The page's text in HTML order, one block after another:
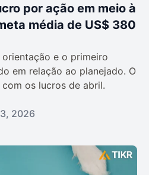
por ação em meio à
média de US$ 380
e o primeiro
em relação ao planejado. O
os lucros de abril.
2026